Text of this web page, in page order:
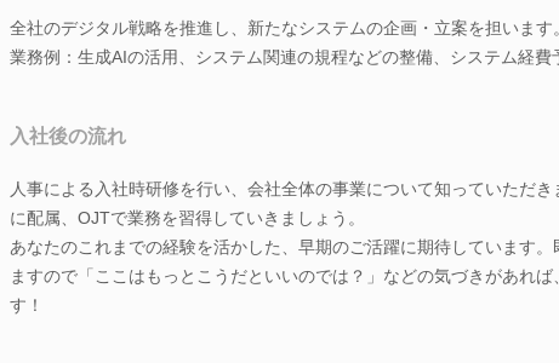
全社のデジタル戦略を推進し、新たなシステムの企画・立案を担います。
業務例：生成AIの活用、システム関連の規程などの整備、システム経費
入社後の流れ
人事による入社時研修を行い、会社全体の事業について知っていただ
に配属、OJTで業務を習得していきましょう。
あなたのこれまでの経験を活かした、早期のご活躍に期待しています。
ますので「ここはもっとこうだといいのでは？」などの気づきがあれ
す！